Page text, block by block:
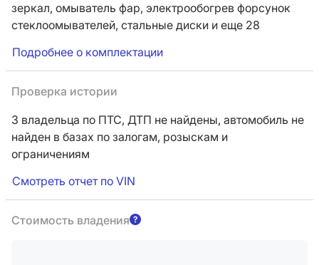
зеркал, омыватель фар, электрообогрев форсунок
стеклоомывателей, стальные диски и еще 28
Подробнее о комплектации
Проверка истории
3 владельца по ПТС, ДТП не найдены, автомобиль не
найден в базах по залогам, розыскам и
ограничениям
Смотреть отчет по VIN
Стоимость владения